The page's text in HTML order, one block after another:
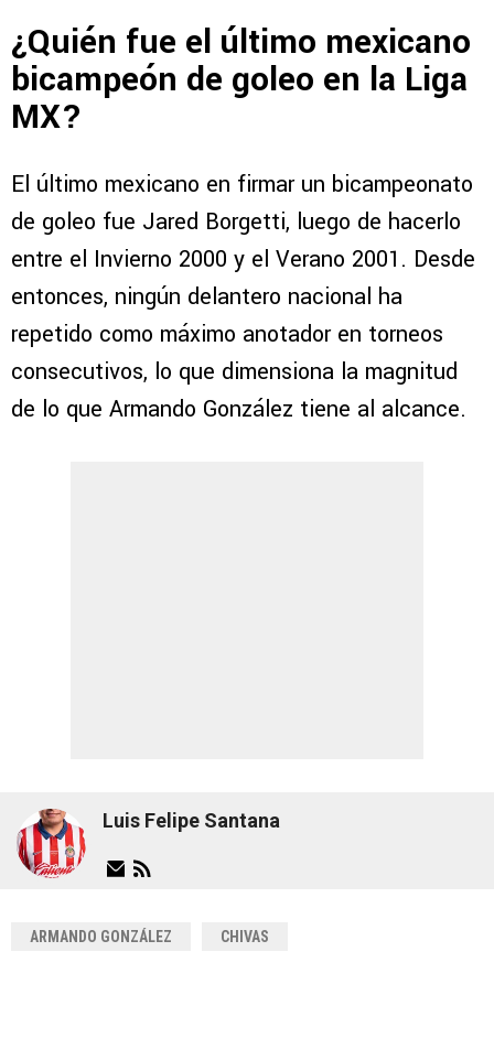
¿Quién fue el último mexicano
bicampeón de goleo en la Liga
MX?
El último mexicano en firmar un bicampeonato
de goleo fue Jared Borgetti, luego de hacerlo
entre el Invierno 2000 y el Verano 2001. Desde
entonces, ningún delantero nacional ha
repetido como máximo anotador en torneos
consecutivos, lo que dimensiona la magnitud
de lo que Armando González tiene al alcance.
Luis Felipe Santana
ARMANDO GONZÁLEZ CHIVAS